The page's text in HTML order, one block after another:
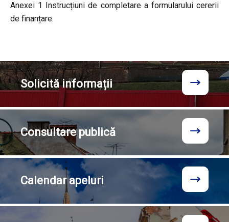
Anexei 1 Instrucțiuni de completare a formularului cererii
de finanțare.
Solicităinformații
Consultarepublică
Calendarapeluri